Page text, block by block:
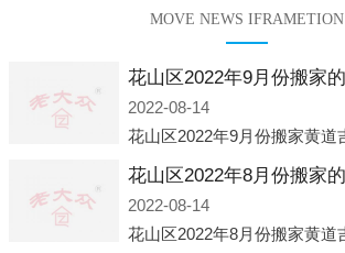
MOVE NEWS IFRAMETION
2022-08-14
2022-08-14